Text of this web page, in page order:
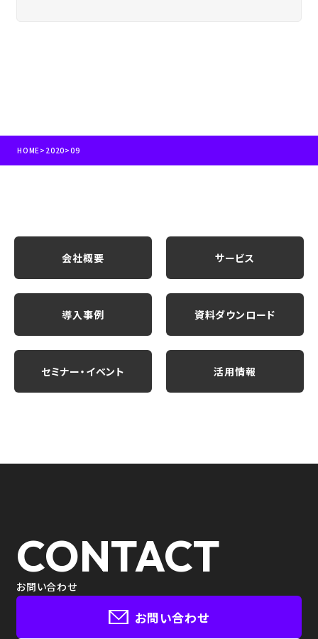
HOME> 2020>09
会社概要 サービス
導入事例 資料ダウンロード
セミナー・イベント 活用情報
CONTACT
お問い合わせ
お問い合わせ